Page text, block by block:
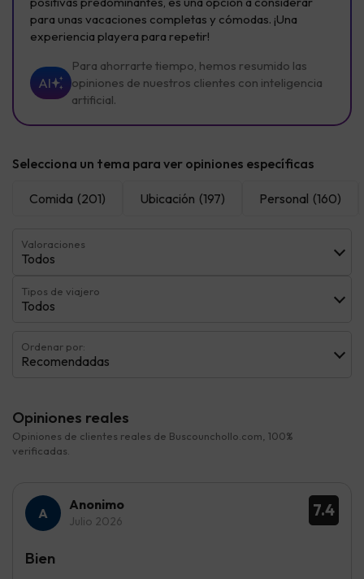
para unas vacaciones completas y cómodas. ¡Una
experiencia playera para repetir!
AI
Para ahorrarte tiempo, hemos resumido las
opiniones de nuestros clientes con inteligencia
artificial.
Selecciona un tema para ver opiniones específicas
Comida (201) Ubicación (197) Personal (160)
Valoraciones
Todos
Tipos de viajero
Todos
Ordenar por:
Recomendadas
Opiniones reales
Opiniones de clientes reales de Buscounchollo.com, 100%
verificadas.
7.4
Anonimo
Julio 2026
Bien